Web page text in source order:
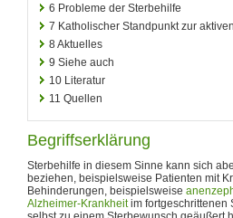
6 Probleme der Sterbehilfe
7 Katholischer Standpunkt zur
8Aktuelles
9 Siehe auch
10 Literatur
11 Quellen
Begriffserklärung
Sterbehilfe in diesem Sinne kann sich
beziehen, beispielsweise Patienten mit
Behinderungen, beispielsweise
Alzheimer-Krankheitim fortgeschrittenen